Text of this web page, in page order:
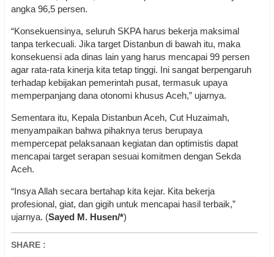
angka 96,5 persen.
“Konsekuensinya, seluruh SKPA harus bekerja maksimal
tanpa terkecuali. Jika target Distanbun di bawah itu, maka
konsekuensi ada dinas lain yang harus mencapai 99 persen
agar rata-rata kinerja kita tetap tinggi. Ini sangat berpengaruh
terhadap kebijakan pemerintah pusat, termasuk upaya
memperpanjang dana otonomi khusus Aceh,” ujarnya.
Sementara itu, Kepala Distanbun Aceh, Cut Huzaimah,
menyampaikan bahwa pihaknya terus berupaya
mempercepat pelaksanaan kegiatan dan optimistis dapat
mencapai target serapan sesuai komitmen dengan Sekda
Aceh.
“Insya Allah secara bertahap kita kejar. Kita bekerja
profesional, giat, dan gigih untuk mencapai hasil terbaik,”
ujarnya. (Sayed M. Husen/*)
SHARE :